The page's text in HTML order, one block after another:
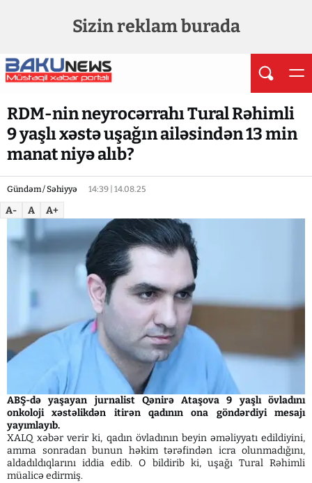
Sizin reklam burada
RDM-nin neyrocərrahı Tural Rəhimli
9 yaşlı xəstə uşağın ailəsindən 13 min
manat niyə alıb?
Gündəm / Səhiyyə 14:39 | 14.08.25
A- A A+
ABŞ-də yaşayan jurnalist Qənirə Ataşova 9 yaşlı övladını
onkoloji xəstəlikdən itirən qadının ona göndərdiyi mesajı
yayımlayıb.
XALQ xəbər verir ki, qadın övladının beyin əməliyyatı edildiyini,
amma sonradan bunun həkim tərəfindən icra olunmadığını,
aldadıldıqlarını iddia edib. O bildirib ki, uşağı Tural Rəhimli
müalicə edirmiş.